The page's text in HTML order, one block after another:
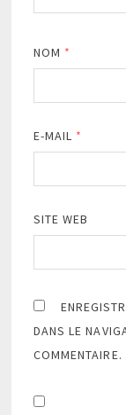
NOM *
E-MAIL *
SITE WEB
DANS LE
COMMENTAIRE.